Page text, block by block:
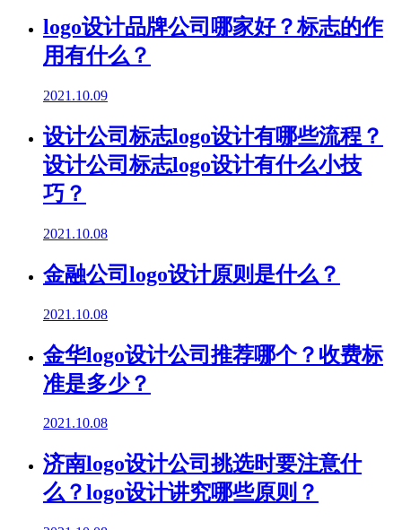
logo设计品牌公司哪家好？标志的作
用有什么？
2021.10.09
设计公司标志logo设计有哪些流程？
设计公司标志logo设计有什么小技
巧？
2021.10.08
金融公司logo设计原则是什么？
2021.10.08
金华logo设计公司推荐哪个？收费标
准是多少？
2021.10.08
济南logo设计公司挑选时要注意什
么？logo设计讲究哪些原则？